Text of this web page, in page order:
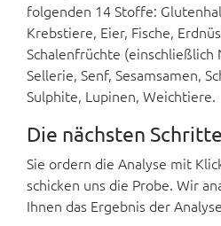
folgenden 14 Stoffe:
Krebstiere, Eier, Fische,
Schalenfrüchte (einschließlich
Sellerie, Senf, Sesamsamen,
Sulphite, Lupinen, Weichtiere.
Die nächsten
Sie ordern die Analyse mit
schicken uns die Probe. Wir
Ihnen das Ergebnis der